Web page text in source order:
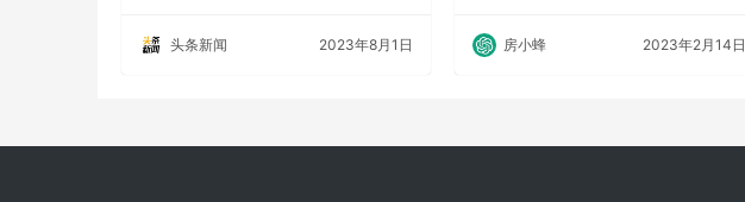
头条新闻 2023年8月1日 房小蜂 2023年2月14日